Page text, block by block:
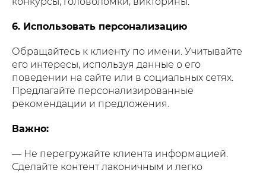
6. Использовать персонализацию
Обращайтесь к клиенту по имени. Учитывайте
его интересы, используя данные о его
поведении на сайте или в социальных сетях.
Предлагайте персонализированные
рекомендации и предложения.
Важно:
— Не перегружайте клиента информацией.
Сделайте контент лаконичным и легко